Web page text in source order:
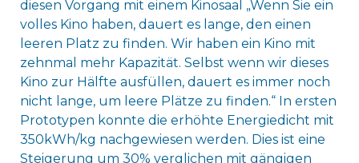
diesen Vorgang mit einem Kinosaal „Wenn Sie ein
volles Kino haben, dauert es lange, den einen
leeren Platz zu finden. Wir haben ein Kino mit
zehnmal mehr Kapazität. Selbst wenn wir dieses
Kino zur Hälfte ausfüllen, dauert es immer noch
nicht lange, um leere Plätze zu finden.“ In ersten
Prototypen konnte die erhöhte Energiedicht mit
350kWh/kg nachgewiesen werden. Dies ist eine
Steigerung um 30% verglichen mit gängigen